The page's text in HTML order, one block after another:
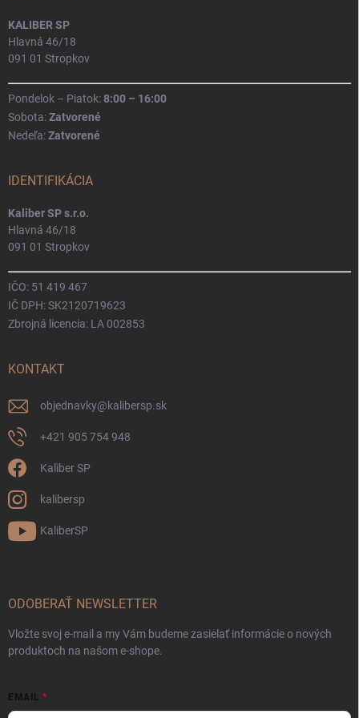
KALIBER SP
Hlavná 46/18
091 01 Stropkov
Pondelok – Piatok:8:00 – 16:00
Sobota:Zatvorené
Nedeľa:Zatvorené
IDENTIFIKÁCIA
Kaliber SP s.r.o.
Hlavná 46/18
091 01 Stropkov
IČO: 51 419 467
IČ DPH: SK2120719623
Zbrojná licencia: LA 002853
KONTAKT
objednavky@kalibersp.sk
+421 905 754 948
Kaliber SP
kalibersp
KaliberSP
ODOBERAŤ NEWSLETTER
Vložte svoj e-mail a my Vám budeme zasielať informácie o nových
produktoch na našom e-shope.
EMAIL